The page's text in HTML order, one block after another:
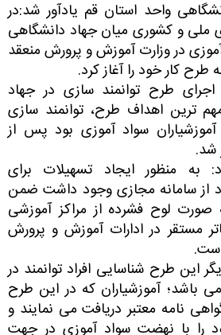
واحد استان قم یادآور شد:در
ملی و کشوری میان جهاد دانشگاهی
در وزارت آموزش و پرورش منعقد
طرح کار خود را آغاز کرد.
طرح توانمند سازی در جهاد
ترین اهداف طرح، توانمند سازی
سواد آموزی بود پس از
شد.
به منظور ایجاد تسهیلات برای
از سامانه مجازی وجود داشت ضمن
صورت لوح فشرده از مراکز آموزشی
مستقر در ادارات آموزش و پرورش
این طرح شناسایی افراد توانمند در
باشد؛ آموزشیاران که در این طرح
نامه معتبر دریافت می نمایند و
را با نهضت سواد آموزی در جهت